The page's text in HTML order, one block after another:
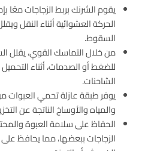
يقوم الشرنك بربط الزجاجات معًا
الحركة العشوائية أثناء النقل
السقوط.
من خلال التماسك القوي، يقلل
للضغط أو الصدمات، أثناء
الشاحنات.
يوفر طبقة عازلة تحمي العبوات من
والمياه والأوساخ الناتجة عن
الحفاظ على سلامة العبوة
الزجاجات ببعضها، مما يحافظ